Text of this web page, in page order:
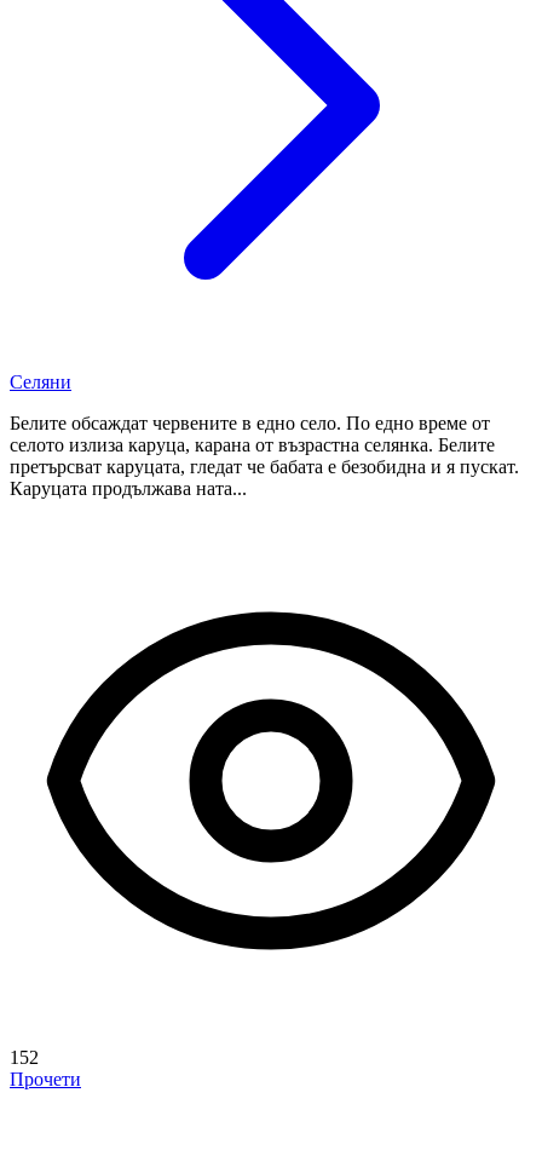
Селяни
Белите обсаждат червените в едно село. По едно време от
селото излиза каруца, карана от възрастна селянка. Белите
претърсват каруцата, гледат че бабата е безобидна и я пускат.
Каруцата продължава ната...
152
Прочети